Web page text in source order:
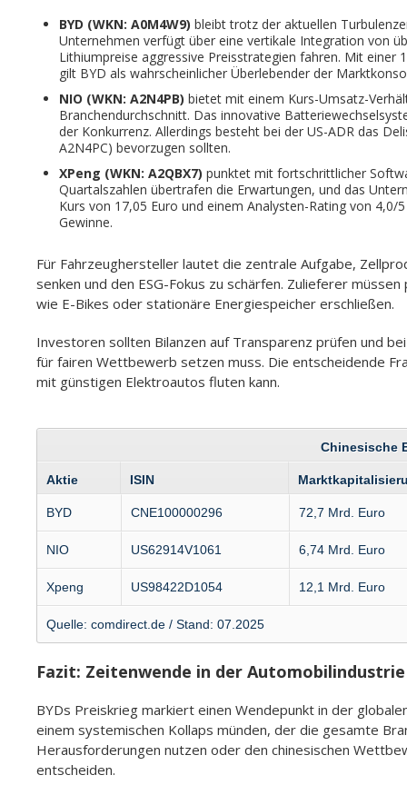
BYD (WKN: A0M4W9) bleibt trotz der aktuellen
Unternehmen verfügt über eine vertikale Integration von
Lithiumpreise aggressive Preisstrategien fahren. Mit
gilt BYD als wahrscheinlicher Überlebender der
NIO (WKN: A2N4PB) bietet mit einem Kurs-Umsatz-
Branchendurchschnitt. Das innovative
der Konkurrenz. Allerdings besteht bei der US-ADR das
A2N4PC) bevorzugen sollten.
XPeng (WKN: A2QBX7) punktet mit fortschrittlicher
Quartalszahlen übertrafen die Erwartungen, und das
Kurs von 17,05 Euro und einem Analysten-Rating von
Gewinne.
Für Fahrzeughersteller lautet die zentrale Aufgabe,
senken und den ESG-Fokus zu schärfen. Zulieferer
wie E-Bikes oder stationäre Energiespeicher erschließen.
Investoren sollten Bilanzen auf Transparenz prüfen und
für fairen Wettbewerb setzen muss. Die entscheidende
mit günstigen Elektroautos fluten kann.
Chinesische
Aktie ISIN
BYD CNE100000296 72,7 Mrd. Euro
NIO US62914V1061 6,74 Mrd. Euro
Xpeng US98422D1054 12,1 Mrd. Euro
Quelle: comdirect.de / Stand: 07.2025
Fazit: Zeitenwende in der Automobilindustrie
BYDs Preiskrieg markiert einen Wendepunkt in der
einem systemischen Kollaps münden, der die gesamte
Herausforderungen nutzen oder den chinesischen
entscheiden.